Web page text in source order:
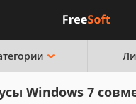
Windows 7